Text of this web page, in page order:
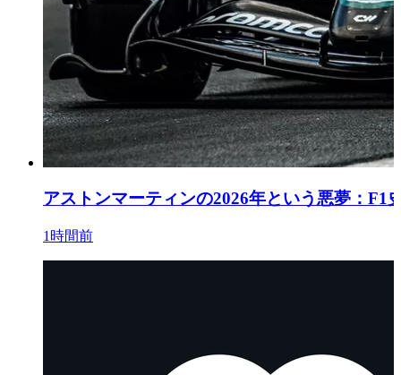
アストンマーティンの2026年という悪夢：F1
1時間前